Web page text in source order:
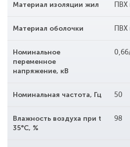
Материал изоляции жил ПВХ
Материал оболочки ПВХ
Номинальное
переменное
напряжение, кВ
Номинальная частота, Гц 50
Влажность воздуха при t
35°С, %
98